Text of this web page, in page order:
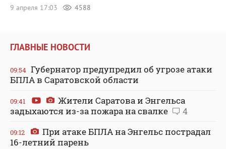
9 апреля 17:03
4588
ГЛАВНЫЕ НОВОСТИ
09:54 Губернатор предупредил об угрозе атаки
БПЛА в Саратовской области
09:41
Жители Саратова и Энгельса
задыхаются из-за пожара на свалке
4
09:12
При атаке БПЛА на Энгельс пострадал
16-летний парень